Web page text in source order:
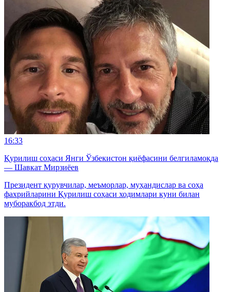
16:33
Қурилиш соҳаси Янги Ўзбекистон қиёфасини белгиламоқда
— Шавкат Мирзиёев
Президент қурувчилар, меъморлар, муҳандислар ва соҳа
фахрийларини Қурилиш соҳаси ходимлари куни билан
муборакбод этди.